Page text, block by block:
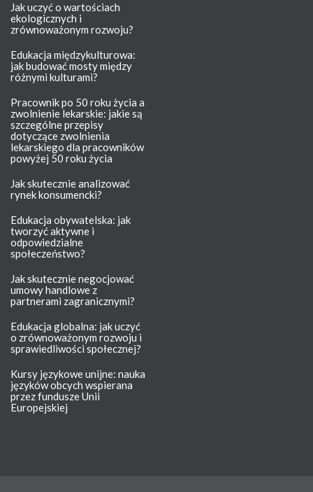
Jak uczyć o wartościach
ekologicznych i
zrównoważonym rozwoju?
Edukacja międzykulturowa:
jak budować mosty między
różnymi kulturami?
Pracownik po 50 roku życia a
zwolnienie lekarskie: jakie są
szczególne przepisy
dotyczące zwolnienia
lekarskiego dla pracowników
powyżej 50 roku życia
Jak skutecznie analizować
rynek konsumencki?
Edukacja obywatelska: jak
tworzyć aktywne i
odpowiedzialne
społeczeństwo?
Jak skutecznie negocjować
umowy handlowe z
partnerami zagranicznymi?
Edukacja globalna: jak uczyć
o zrównoważonym rozwoju i
sprawiedliwości społecznej?
Kursy językowe unijne: nauka
języków obcych wspierana
przez fundusze Unii
Europejskiej